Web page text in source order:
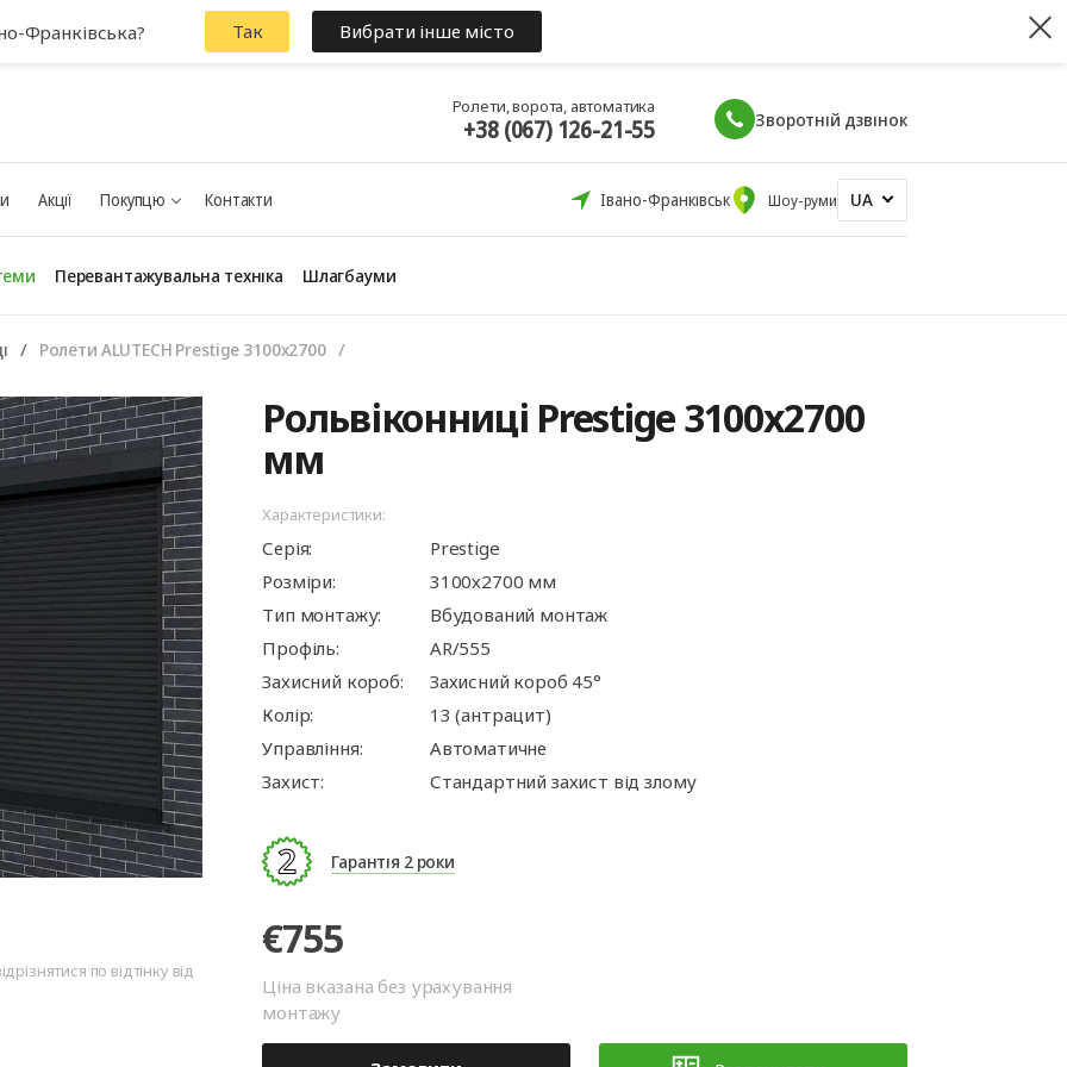
Ролети, ворота, автоматика
+38 (067) 126-21-55 Зворотній дзвінок
Акції Покупцю Контакти Івано-Франківськ Шоу-руми UA
Автоматика для
гаражних воріт
Автоматика для
промислових воріт
Ролетні решітки
Перевантажувальна техніка
Перевантажувальні
майданчики
Перевантажувальні
тамбури
Шлагбауми
Ролети ALUTECH Prestige 3100х2700
по відтінку від
Рольвіконниці Prestige 3100x2700
мм
Характеристики:
Серія:
Prestige
Розміри:
3100х2700 мм
Тип монтажу:
Вбудований монтаж
Профіль:
AR/555
Захисний короб:
Захисний короб 45°
Колір:
13 (антрацит)
Управління:
Автоматичне
Захист:
Стандартний захист від злому
Гарантія 2 роки
€755
Ціна вказана без урахування
монтажу
Франківська? Так Вибрати інше місто